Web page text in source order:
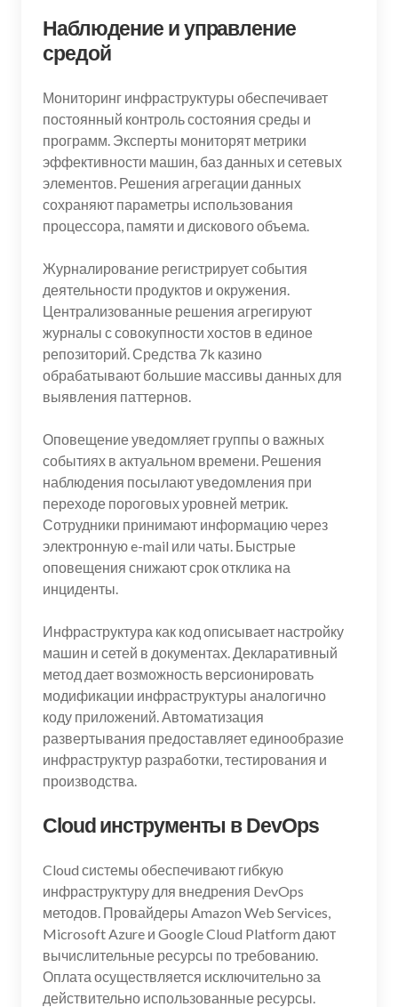
Наблюдение и управление
средой
Мониторинг инфраструктуры обеспечивает
постоянный контроль состояния среды и
программ. Эксперты мониторят метрики
эффективности машин, баз данных и сетевых
элементов. Решения агрегации данных
сохраняют параметры использования
процессора, памяти и дискового объема.
Журналирование регистрирует события
деятельности продуктов и окружения.
Централизованные решения агрегируют
журналы с совокупности хостов в единое
репозиторий. Средства 7k казино
обрабатывают большие массивы данных для
выявления паттернов.
Оповещение уведомляет группы о важных
событиях в актуальном времени. Решения
наблюдения посылают уведомления при
переходе пороговых уровней метрик.
Сотрудники принимают информацию через
электронную e-mail или чаты. Быстрые
оповещения снижают срок отклика на
инциденты.
Инфраструктура как код описывает настройку
машин и сетей в документах. Декларативный
метод дает возможность версионировать
модификации инфраструктуры аналогично
коду приложений. Автоматизация
развертывания предоставляет единообразие
инфраструктур разработки, тестирования и
производства.
Cloud инструменты в DevOps
Cloud системы обеспечивают гибкую
инфраструктуру для внедрения DevOps
методов. Провайдеры Amazon Web Services,
Microsoft Azure и Google Cloud Platform дают
вычислительные ресурсы по требованию.
Оплата осуществляется исключительно за
действительно использованные ресурсы.